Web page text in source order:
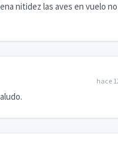
nitidez las aves en vuelo
hace